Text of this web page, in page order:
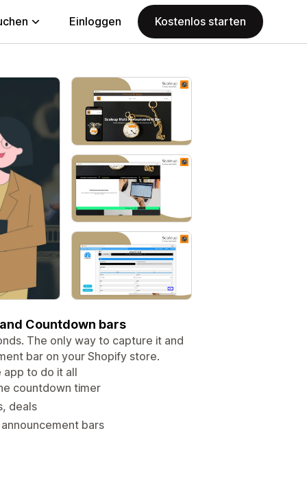
Einloggen Kostenlos starten
Countdown bars
The only way to capture it and
bar on your Shopify store.
app to do it all
countdown timer
deals
bars